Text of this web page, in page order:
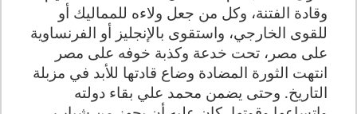
وقادة الفتنة، وكل من جعل ولاءه للمماليك أو
للقوى الخارجي، واستقوى بالإنجليز أو الفرنساوية
على مصر، تحت خدعة وكذبة خوفه على مصر
انتهت الثورة المضادة وضاع قادتها للأبد في مزبلة
التاريخ. وحتى يضمن محمد علي بقاء دولته